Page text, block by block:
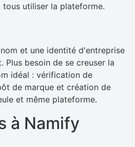
tous utiliser la plateforme.
et une identité d'entreprise
Plus besoin de se creuser la
idéal : vérification de
de marque et création de
et même plateforme.
à Namify